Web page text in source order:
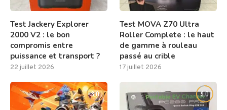
Test Jackery Explorer
2000 V2 : le bon
compromis entre
puissance et transport ?
22 juillet 2026
Test MOVA Z70 Ultra
Roller Complete : le haut
de gamme à rouleau
passé au crible
17 juillet 2026
8.0 9.0